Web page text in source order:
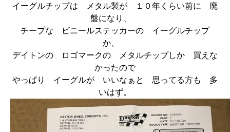
イーグルチップは メタル製が １０年くらい前に 廃
盤になり、
チープな ビニールステッカーの イーグルチップ
か、
デイトンの ロゴマークの メタルチップしか 買えな
かったので
やっぱり イーグルが いいなぁと 思ってる方も 多
いはず。